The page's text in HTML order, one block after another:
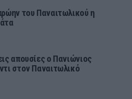
του Παναιτωλικού η
απουσίες ο Πανιώνιος
στον Παναιτωλικό